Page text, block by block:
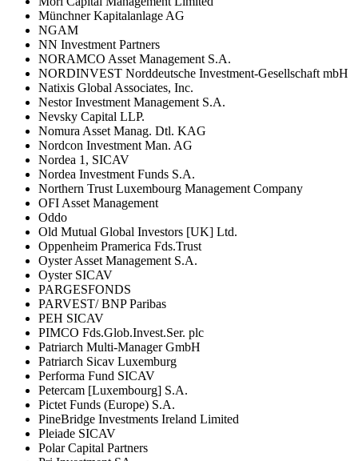
Münchner Kapitalanlage AG
NGAM
NN Investment Partners
NORAMCO Asset Management S.A.
NORDINVEST Norddeutsche Investment-Gesellschaft mbH
Natixis Global Associates, Inc.
Nestor Investment Management S.A.
Nevsky Capital LLP.
Nomura Asset Manag. Dtl. KAG
Nordcon Investment Man. AG
Nordea 1, SICAV
Nordea Investment Funds S.A.
Northern Trust Luxembourg Management Company
OFI Asset Management
Oddo
Old Mutual Global Investors [UK] Ltd.
Oppenheim Pramerica Fds.Trust
Oyster Asset Management S.A.
Oyster SICAV
PARGESFONDS
PARVEST/ BNP Paribas
PEH SICAV
PIMCO Fds.Glob.Invest.Ser. plc
Patriarch Multi-Manager GmbH
Patriarch Sicav Luxemburg
Performa Fund SICAV
Petercam [Luxembourg] S.A.
Pictet Funds (Europe) S.A.
PineBridge Investments Ireland Limited
Pleiade SICAV
Polar Capital Partners